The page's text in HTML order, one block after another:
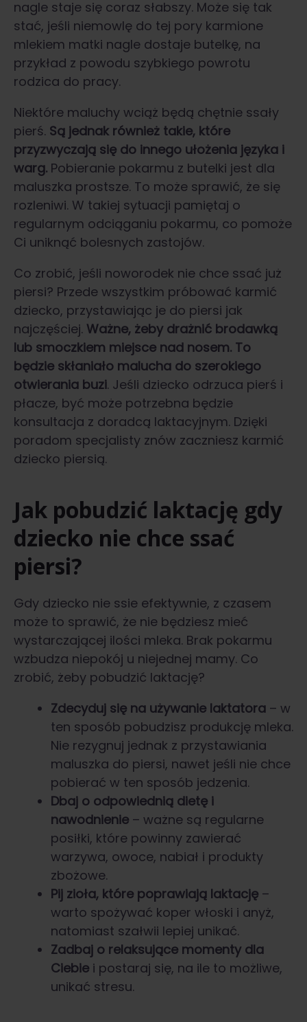
nagle staje się coraz słabszy. Może się tak
stać, jeśli niemowlę do tej pory karmione
mlekiem matki nagle dostaje butelkę, na
przykład z powodu szybkiego powrotu
rodzica do pracy.
Niektóre maluchy wciąż będą chętnie ssały
pierś. Są jednak również takie, które
przyzwyczają się do innego ułożenia języka i
warg. Pobieranie pokarmu z butelki jest dla
maluszka prostsze. To może sprawić, że się
rozleniwi. W takiej sytuacji pamiętaj o
regularnym odciąganiu pokarmu, co pomoże
Ci uniknąć bolesnych zastojów.
Co zrobić, jeśli noworodek nie chce ssać już
piersi? Przede wszystkim próbować karmić
dziecko, przystawiając je do piersi jak
najczęściej. Ważne, żeby drażnić brodawką
lub smoczkiem miejsce nad nosem. To
będzie skłaniało malucha do szerokiego
otwierania buzi. Jeśli dziecko odrzuca pierś i
płacze, być może potrzebna będzie
konsultacja z doradcą laktacyjnym. Dzięki
poradom specjalisty znów zaczniesz karmić
dziecko piersią.
Jak pobudzić laktację gdy
dziecko nie chce ssać
piersi?
Gdy dziecko nie ssie efektywnie, z czasem
może to sprawić, że nie będziesz mieć
wystarczającej ilości mleka. Brak pokarmu
wzbudza niepokój u niejednej mamy. Co
zrobić, żeby pobudzić laktację?
Zdecyduj się na używanie laktatora – w
ten sposób pobudzisz produkcję mleka.
Nie rezygnuj jednak z przystawiania
maluszka do piersi, nawet jeśli nie chce
pobierać w ten sposób jedzenia.
Dbaj o odpowiednią dietę i
nawodnienie – ważne są regularne
posiłki, które powinny zawierać
warzywa, owoce, nabiał i produkty
zbożowe.
Pij zioła, które poprawiają laktację –
warto spożywać koper włoski i anyż,
natomiast szałwii lepiej unikać.
Zadbaj o relaksujące momenty dla
Ciebie i postaraj się, na ile to możliwe,
unikać stresu.